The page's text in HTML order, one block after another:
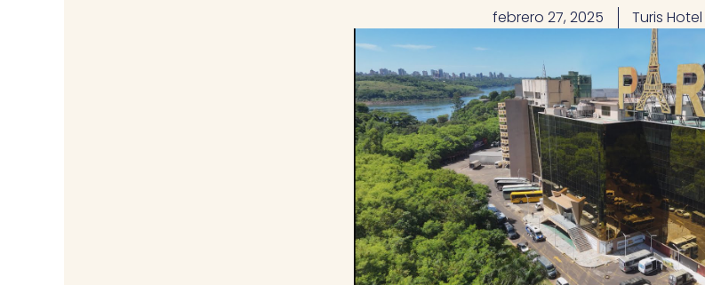
febrero 27, 2025 Turis Hotel